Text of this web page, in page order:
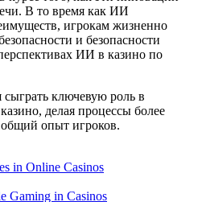
В то время как ИИ
игрокам жизненно
и безопасности
ИИ в казино по
ключевую роль в
делая процессы более
опыт игроков.
in Online Casinos
Gaming in Casinos